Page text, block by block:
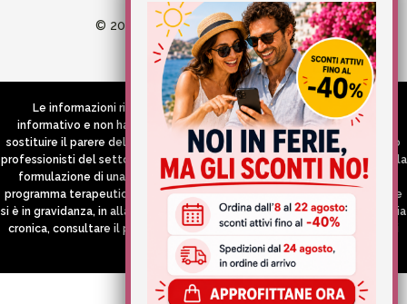
© 2026 Wellvit All Rights Reserved
Credits:Aries comunica
Le informazioni riportate nel Sito hanno esclusivamente scopo
informativo e non hanno in alcun modo né la pretesa né l’obiettivo di
sostituire il parere del medico e/o specialista, di altri operatori sanitari o
professionisti del settore che devono in ogni caso essere contattati per la
formulazione di una diagnosi o l’indicazione di un eventuale corretto
programma terapeutico e/o dietetico e/o di integrazione alimentare. Se
si è in gravidanza, in allattamento o si stanno assumendo farmaci in terapia
cronica, consultare il proprio medico curante prima di assumere qualsiasi
integratore.